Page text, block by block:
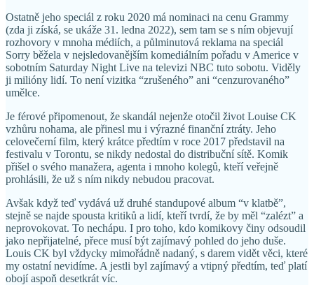
Ostatně jeho speciál z roku 2020 má nominaci na cenu Grammy
(zda ji získá, se ukáže 31. ledna 2022), sem tam se s ním objevují
rozhovory v mnoha médiích, a půlminutová reklama na speciál
Sorry běžela v nejsledovanějším komediálním pořadu v Americe v
sobotním Saturday Night Live na televizi NBC tuto sobotu. Viděly
ji milióny lidí. To není vizitka “zrušeného” ani “cenzurovaného”
umělce.
Je férové připomenout, že skandál nejenže otočil život Louise CK
vzhůru nohama, ale přinesl mu i výrazné finanční ztráty. Jeho
celovečerní film, který krátce předtím v roce 2017 představil na
festivalu v Torontu, se nikdy nedostal do distribuční sítě. Komik
přišel o svého manažera, agenta i mnoho kolegů, kteří veřejně
prohlásili, že už s ním nikdy nebudou pracovat.
Avšak když teď vydává už druhé standupové album “v klatbě”,
stejně se najde spousta kritiků a lidí, kteří tvrdí, že by měl “zalézt” a
neprovokovat. To nechápu. I pro toho, kdo komikovy činy odsoudil
jako nepřijatelné, přece musí být zajímavý pohled do jeho duše.
Louis CK byl vždycky mimořádně nadaný, s darem vidět věci, které
my ostatní nevidíme. A jestli byl zajímavý a vtipný předtím, teď platí
obojí aspoň desetkrát víc.